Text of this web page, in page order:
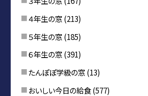
４年生の窓(213)
５年生の窓(185)
６年生の窓(391)
たんぽぽ学級の窓(13)
おいしい今日の給食(577)